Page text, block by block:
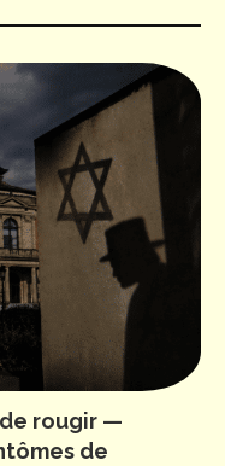
de rougir —
de